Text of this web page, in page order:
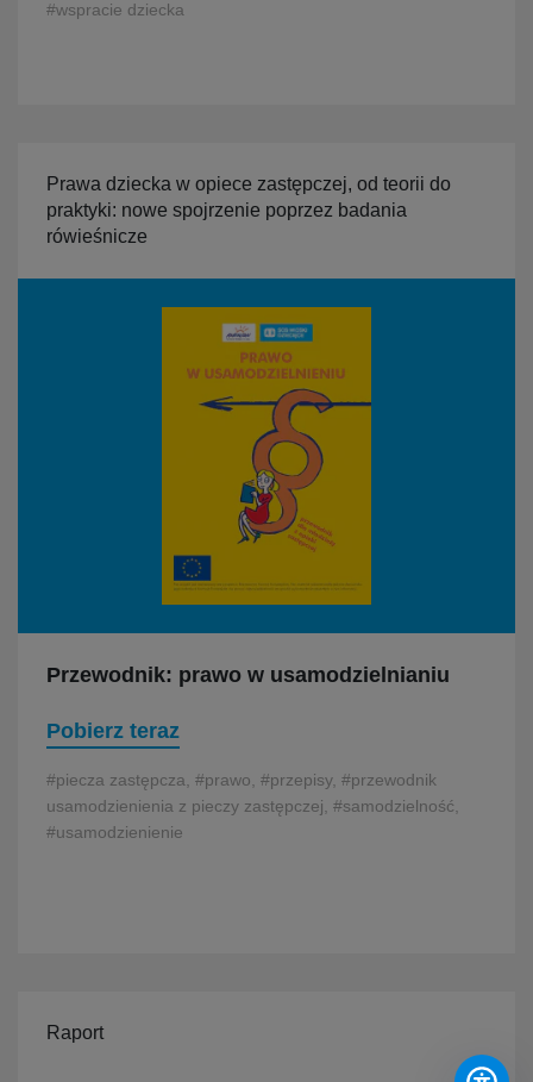
#wspracie dziecka
Prawa dziecka w opiece zastępczej, od teorii do
praktyki: nowe spojrzenie poprzez badania
rówieśnicze
Przewodnik: prawo w usamodzielnianiu
Pobierz teraz
#piecza zastępcza, #prawo, #przepisy, #przewodnik
usamodzienienia z pieczy zastępczej, #samodzielność,
#usamodzienienie
Raport